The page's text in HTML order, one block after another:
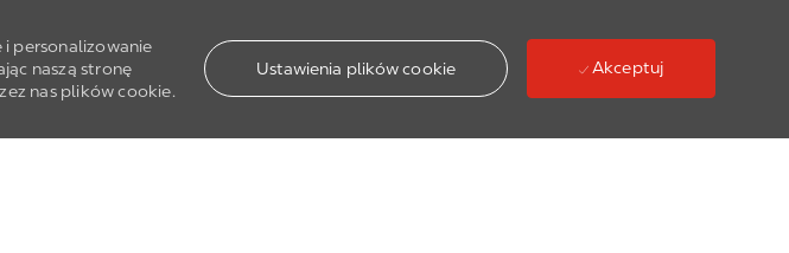
personalizowanie
naszą stronę
nas plików cookie.
Ustawienia plików cookie Akceptuj